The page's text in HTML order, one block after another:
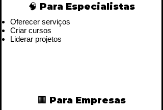
🧠 Para Especialistas
Oferecer serviços
Criar cursos
Liderar projetos
🏢 Para Empresas